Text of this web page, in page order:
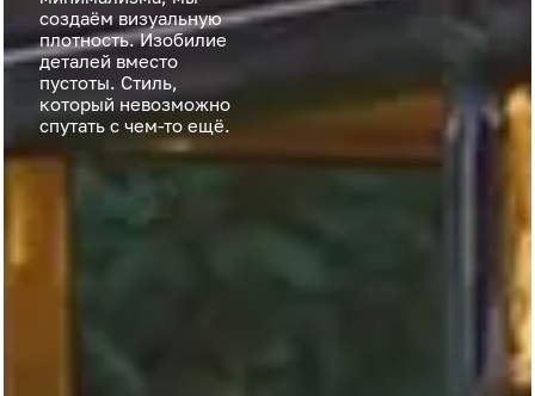
создаём визуальную
плотность. Изобилие
деталей вместо
пустоты. Стиль,
который невозможно
спутать с чем-то ещё.